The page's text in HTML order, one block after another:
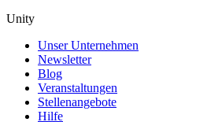
Unity
Unser Unternehmen
Newsletter
Blog
Veranstaltungen
Stellenangebote
Hilfe